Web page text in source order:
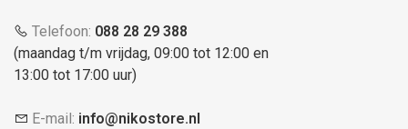
Telefoon: 088 28 29 388
(maandag t/m vrijdag, 09:00 tot 12:00 en
13:00 tot 17:00 uur)
E-mail: info@nikostore.nl